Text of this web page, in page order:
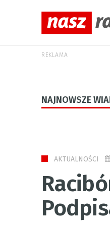
REKLAMA
NAJNOWSZE
AKTUALNOŚCI